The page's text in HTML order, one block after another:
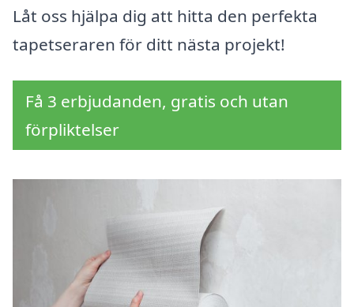
Låt oss hjälpa dig att hitta den perfekta
tapetseraren för ditt nästa projekt!
Få 3 erbjudanden, gratis och utan
förpliktelser